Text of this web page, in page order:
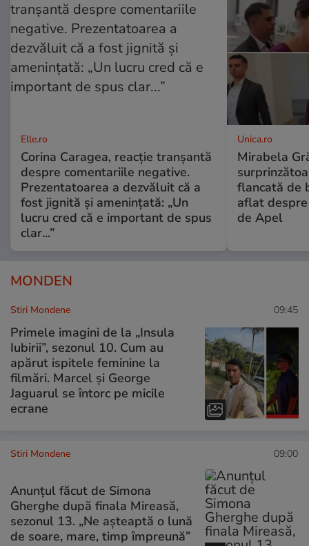
Elle.ro
Corina Caragea, reacție tranșantă
despre comentariile negative.
Prezentatoarea a dezvăluit că a
fost jignită și amenințată: „Un
lucru cred că e important de spus
clar...”
Unica.ro
Mirabela
flancată de
aflat
de Apel
MONDEN
Stiri Mondene 09:45
Primele imagini de la „Insula
Iubirii”, sezonul 10. Cum au
apărut ispitele feminine la
filmări. Marcel și George
Jaguarul se întorc pe micile
ecrane
Stiri Mondene 09:00
Anunțul făcut de Simona
Gherghe după finala Mireasă,
sezonul 13. „Ne așteaptă o lună
de soare, mare, timp împreună”